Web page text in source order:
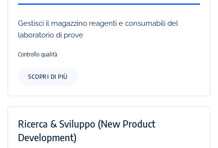
Gestisci il magazzino reagenti e consumabili del
laboratorio di prove
Controllo qualità
SCOPRI DI PIÙ
Ricerca & Sviluppo (New Product
Development)